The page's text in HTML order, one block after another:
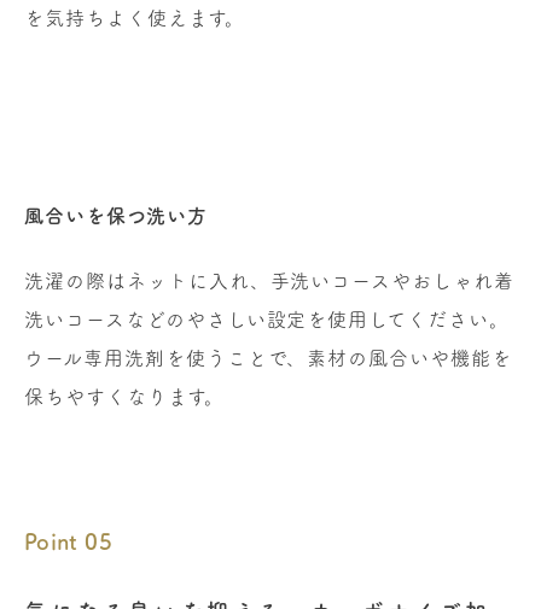
を気持ちよく使えます。
風合いを保つ洗い方
洗濯の際はネットに入れ、手洗いコースやおしゃれ着
洗いコースなどのやさしい設定を使用してください。
ウール専用洗剤を使うことで、素材の風合いや機能を
保ちやすくなります。
Point 05